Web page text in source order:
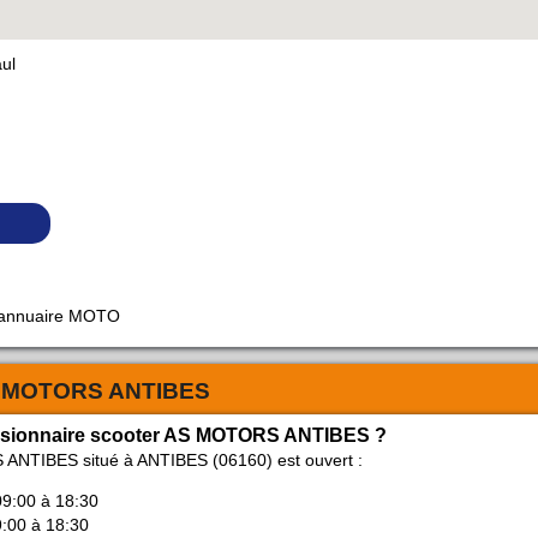
MOTO
ANTIBES
scooter AS MOTORS ANTIBES ?
situé à ANTIBES (06160) est ouvert :
à 18:30
à 18:30